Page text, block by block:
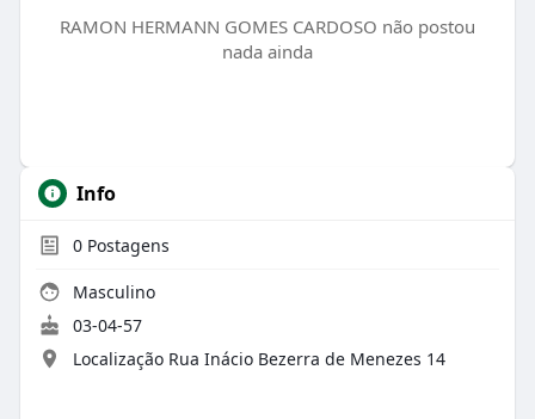
RAMON HERMANN GOMES CARDOSO não postou
nada ainda
Info
0Postagens
Masculino
03-04-57
Localização Rua Inácio Bezerra de Menezes 14